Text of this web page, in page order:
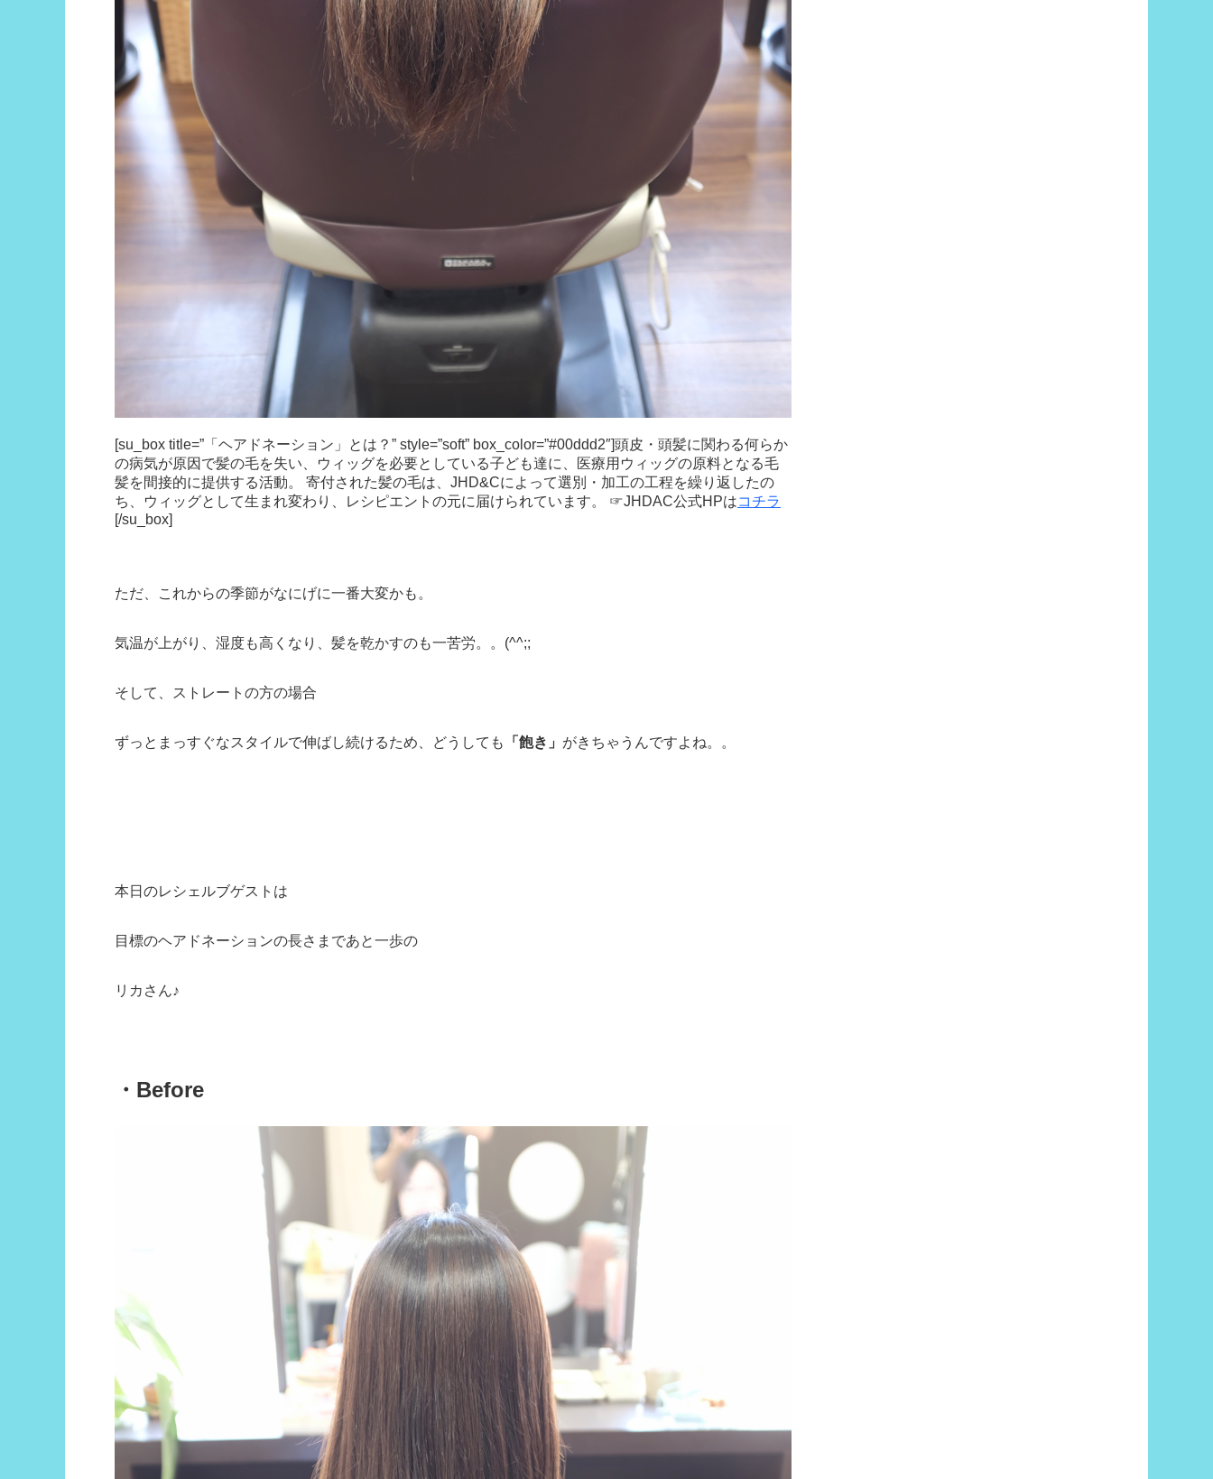
[su_box title=”「ヘアドネーション」とは？” style=”soft” box_color=”#00ddd2″]頭皮・頭髪に関わる何らか
の病気が原因で髪の毛を失い、ウィッグを必要としている子ども達に、医療用ウィッグの原料となる毛
髪を間接的に提供する活動。 寄付された髪の毛は、JHD&Cによって選別・加工の工程を繰り返したの
ち、ウィッグとして生まれ変わり、レシピエントの元に届けられています。 ☞JHDAC公式HPはコチラ
[/su_box]
ただ、これからの季節がなにげに一番大変かも。
気温が上がり、湿度も高くなり、髪を乾かすのも一苦労。。(^^;;
そして、ストレートの方の場合
ずっとまっすぐなスタイルで伸ばし続けるため、どうしても 「飽き」 がきちゃうんですよね。。
本日のレシェルブゲストは
目標のヘアドネーションの長さまであと一歩の
リカさん♪
・Before